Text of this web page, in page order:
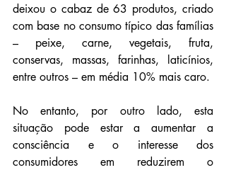
deixou o cabaz de 63 produtos, criado
com base no consumo típico das famílias
– peixe, carne, vegetais, fruta,
conservas, massas, farinhas, laticínios,
entre outros – em média 10% mais caro.
No entanto, por outro lado, esta
situação pode estar a aumentar a
consciência e o interesse dos
consumidores em reduzirem o